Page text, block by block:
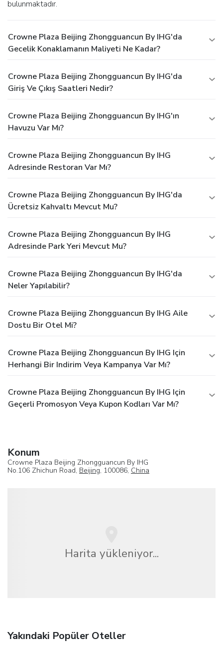
bulunmaktadır.
Crowne Plaza Beijing Zhongguancun By IHG'da
Gecelik Konaklamanın Maliyeti Ne Kadar?
Crowne Plaza Beijing Zhongguancun By IHG'da
Giriş Ve Çıkış Saatleri Nedir?
Crowne Plaza Beijing Zhongguancun By IHG'ın
Havuzu Var Mı?
Crowne Plaza Beijing Zhongguancun By IHG
Adresinde Restoran Var Mı?
Crowne Plaza Beijing Zhongguancun By IHG'da
Ücretsiz Kahvaltı Mevcut Mu?
Crowne Plaza Beijing Zhongguancun By IHG
Adresinde Park Yeri Mevcut Mu?
Crowne Plaza Beijing Zhongguancun By IHG'da
Neler Yapılabilir?
Crowne Plaza Beijing Zhongguancun By IHG Aile
Dostu Bir Otel Mi?
Crowne Plaza Beijing Zhongguancun By IHG Için
Herhangi Bir Indirim Veya Kampanya Var Mı?
Crowne Plaza Beijing Zhongguancun By IHG Için
Geçerli Promosyon Veya Kupon Kodları Var Mı?
Konum
Crowne Plaza Beijing Zhongguancun By IHG
No.106 Zhichun Road, Beijing, 100086, China
Harita yükleniyor...
Yakındaki Popüler Oteller